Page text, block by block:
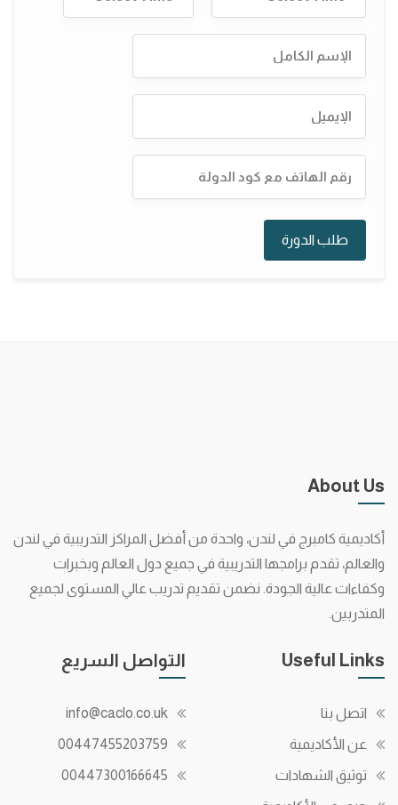
طلب الدورة
About Us
أكاديمية كامبرج في لندن، واحدة من أفضل المراكز التدريبية في لندن
والعالم، تقدم برامجها التدريبية في جميع دول العالم وبخبرات
وكفاءات عالية الجودة. نضمن تقديم تدريب عالي المستوى لجميع
المتدربين.
Useful Links
اتصل بنا
عن الأكاديمية
توثيق الشهادات
التواصل السريع
info@caclo.co.uk
00447455203759
00447300166645